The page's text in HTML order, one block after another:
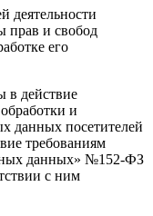
деятельности
прав и свобод
его
в действие
и
данных посетителей
требованиям
данных» №152-ФЗ
с ним